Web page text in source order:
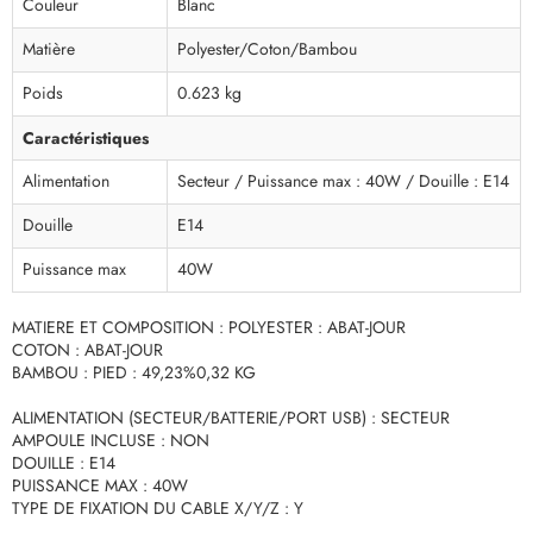
Couleur
Blanc
Matière
Polyester/Coton/Bambou
Poids
0.623 kg
Caractéristiques
Alimentation
Secteur / Puissance max : 40W / Douille : E14
Douille
E14
Puissance max
40W
MATIERE ET COMPOSITION : POLYESTER : ABAT-JOUR
COTON : ABAT-JOUR
BAMBOU : PIED : 49,23%0,32 KG
ALIMENTATION (SECTEUR/BATTERIE/PORT USB) : SECTEUR
AMPOULE INCLUSE : NON
DOUILLE : E14
PUISSANCE MAX : 40W
TYPE DE FIXATION DU CABLE X/Y/Z : Y